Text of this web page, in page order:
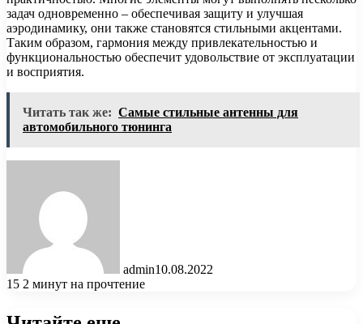
задач одновременно – обеспечивая защиту и улучшая
аэродинамику, они также становятся стильными акцентами.
Таким образом, гармония между привлекательностью и
функциональностью обеспечит удовольствие от эксплуатации
и восприятия.
Читать так же: Самые стильные антенны для
автомобильного тюнинга
admin10.08.2022
15 2 минут на прочтение